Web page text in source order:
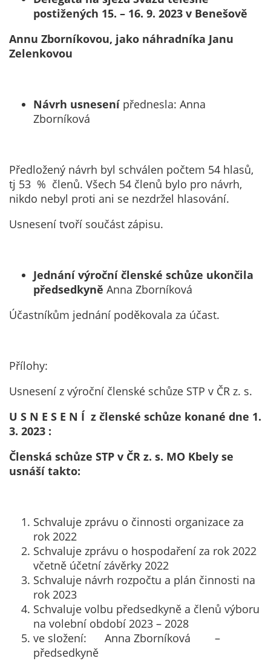
postižených 15. – 16. 9. 2023 v Benešově
Annu Zborníkovou, jako náhradníka Janu
Zelenkovou
Návrh usnesenípřednesla: Anna
Zborníková
Předložený návrh byl schválen počtem 54 hlasů,
tj 53 % členů. Všech 54 členů bylo pro návrh,
nikdo nebyl proti ani se nezdržel hlasování.
Usnesení tvoří součást zápisu.
Jednání výroční členské schůze ukončila
předsedkyně Anna Zborníková
Účastníkům jednání poděkovala za účast.
Přílohy:
Usnesení z výroční členské schůze STP v ČR z. s.
U S N E S E N Í z členské schůze konané dne 1.
3. 2023 :
Členská schůze STP v ČR z. s. MO Kbely se
usnáší takto:
Schvaluje zprávu o činnosti organizace za
rok 2022
Schvaluje zprávu o hospodaření za rok 2022
včetně účetní závěrky 2022
Schvaluje návrh rozpočtu a plán činnosti na
rok 2023
Schvaluje volbu předsedkyně a členů výboru
na volební období 2023 – 2028
ve složení: Anna Zborníková –
předsedkyně
údaje. Pokud
nevyjádříte
souhlas, nebudete
příjemcem obsahů